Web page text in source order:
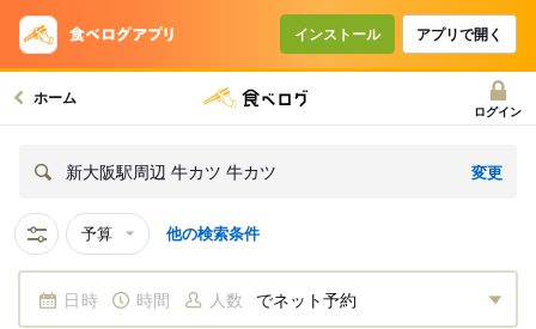
インストール アプリで開く
ホーム
ログイン
新大阪駅周辺 牛カツ 牛カツ 変更
予算 他の検索条件
日時 時間 人数 でネット予約